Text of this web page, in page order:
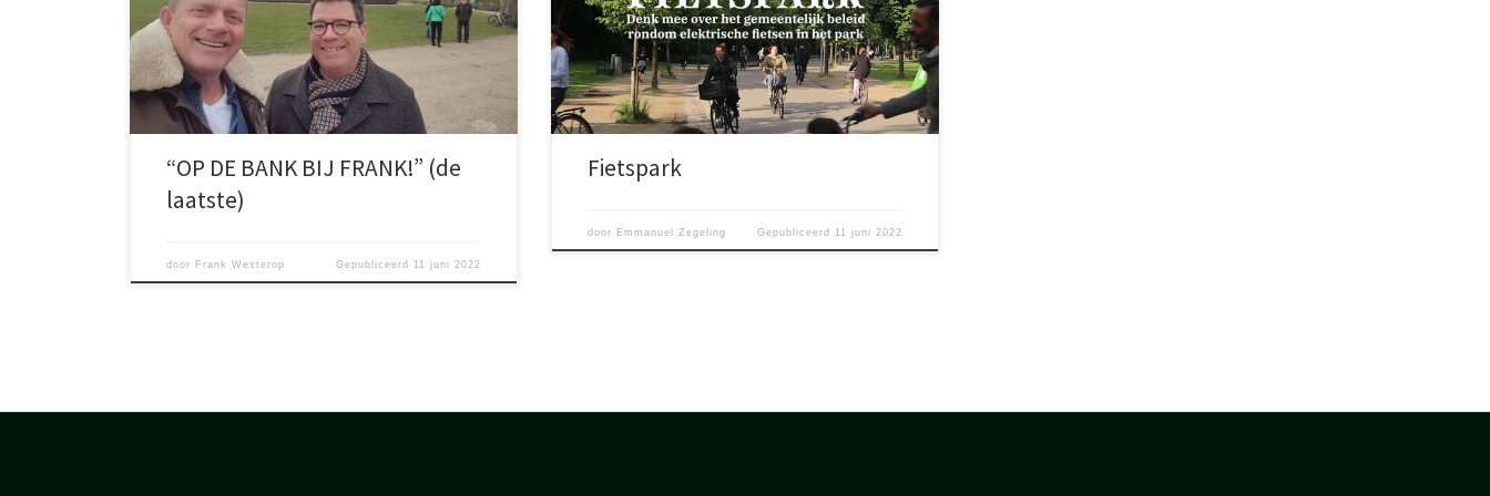
bekendheid van de ‘Vrienden’ vergroot heeft. Het is
tijd voor een nieuwe uitdaging. Wie het overneemt, is
nog niet bekend. Wel bekend is […]
“OP DE BANK BIJ FRANK!” (de
laatste)
door Frank Westerop Gepubliceerd 11 juni 2022
zomer uitgebreid onderzoeken wat de stemming is
rond de elektrische fiets. Wandelaars, sporters,
ondernemers, hoveniers en beheerders worden om
hun mening gevraagd, maar ook de […]
Fietspark
door Emmanuel Zegeling Gepubliceerd 11 juni 2022